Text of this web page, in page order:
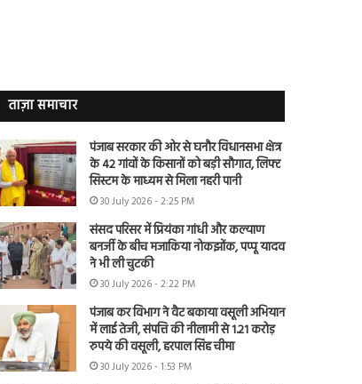
ताज़ा समाचार
पंजाब सरकार की ओर से घनौर विधानसभा क्षेत्र
के 42 गांवों के किसानों को बड़ी सौगात, लिफ्ट
सिस्टम के माध्यम से मिला नहरी पानी
30 July 2026 - 2:25 PM
संसद परिसर में प्रियंका गांधी और कल्याण
बनर्जी के बीच मजाकिया नोकझोंक, पप्पू यादव
ने भी ली चुटकी
30 July 2026 - 2:22 PM
पंजाब कर विभाग ने वैट बकाया वसूली अभियान
में लाई तेजी, संपत्ति की नीलामी से 1.21 करोड़
रुपये की वसूली, हरपाल सिंह चीमा
30 July 2026 - 1:53 PM